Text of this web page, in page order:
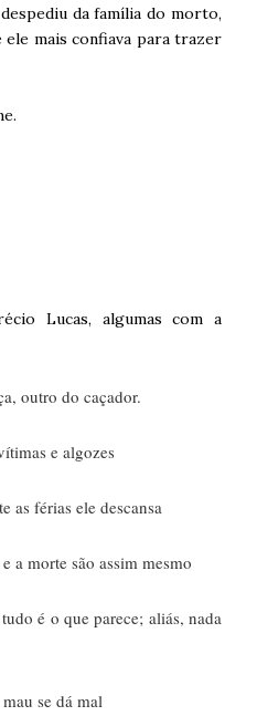
da família do morto,
mais confiava para trazer
Lucas, algumas com a
outro do caçador.
e algozes
as férias ele descansa
a morte são assim mesmo
é o que parece; aliás, nada
se dá mal